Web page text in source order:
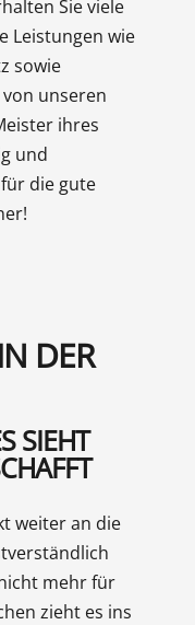
Sie viele
Leistungen wie
sowie
unseren
ihres
und
die gute
DER
SIEHT
weiter an die
mehr für
zieht es ins